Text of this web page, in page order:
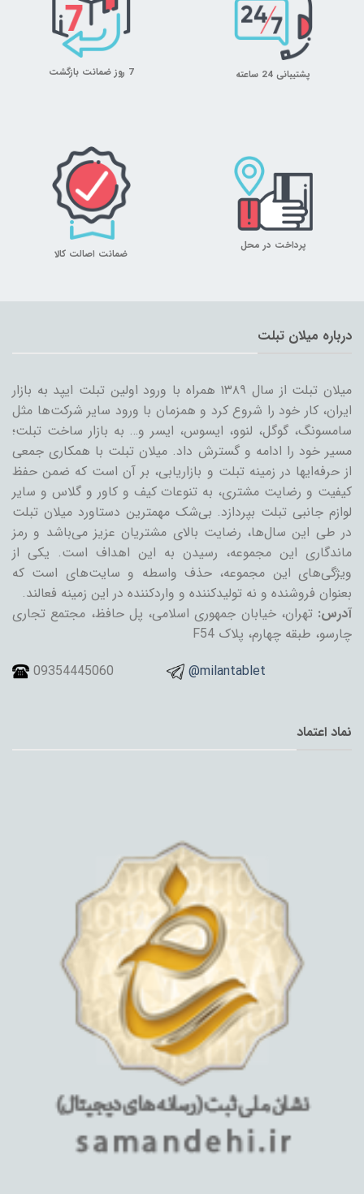
پشتیبانی 24 ساعته 7 روز ضمانت بازگشت
پرداخت در محل
ضمانت اصالت کالا
درباره میلان تبلت
میلان تبلت از سال ۱۳۸۹ همراه با ورود اولین تبلت ایپد به بازار
ایران، کار خود را شروع کرد و همزمان با ورود سایر شرکت‌ها مثل
سامسونگ، گوگل، لنوو، ایسوس، ایسر و… به بازار ساخت تبلت؛
مسیر خود را ادامه و گسترش داد. میلان تبلت با همکاری جمعی
از حرفه‌ایها در زمینه تبلت و بازاریابی، بر آن است که ضمن حفظ
کیفیت و رضایت مشتری، به تنوعات کیف و کاور و گلاس و سایر
لوازم جانبی تبلت بپردازد. بی‌شک مهمترین دستاورد میلان تبلت
در طی این سال‌ها، رضایت بالای مشتریان عزیز می‌باشد و رمز
ماندگاری این مجموعه، رسیدن به این اهداف است. یکی از
ویژگی‌های این مجموعه، حذف واسطه و سایت‌های است که
بعنوان فروشنده و نه تولیدکننده و واردکننده در این زمینه فعالند.
آدرس: تهران، خیابان جمهوری اسلامی، پل حافظ، مجتمع تجاری
چارسو، طبقه چهارم، پلاک F54
09354445060
@milantablet
نماد اعتماد